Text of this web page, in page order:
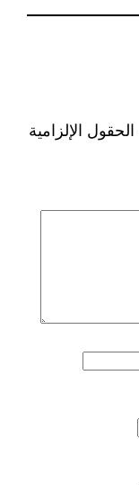
الحقول الإلزامية